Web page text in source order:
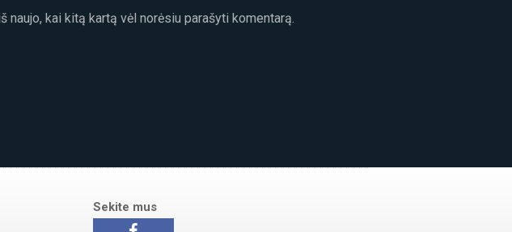
kai kitą kartą vėl norėsiu parašyti komentarą.
Sekite mus